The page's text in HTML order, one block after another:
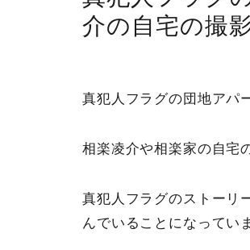
介の自宅の撮
真犯人フラグの団地アパ
相楽凌介や相楽家の自宅
真犯人フラグのストーリ
んでいることになってい